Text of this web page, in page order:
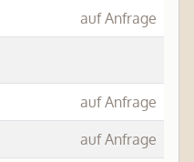
auf Anfrage
auf Anfrage
auf Anfrage